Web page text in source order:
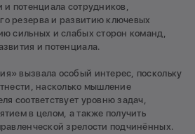
потенциала сотрудников,
резерва и развитию ключевых
сильных и слабых сторон команд,
и потенциала.
вызвала особый интерес, поскольку
насколько мышление
соответствует уровню задач,
в целом, а также получить
зрелости подчинённых.